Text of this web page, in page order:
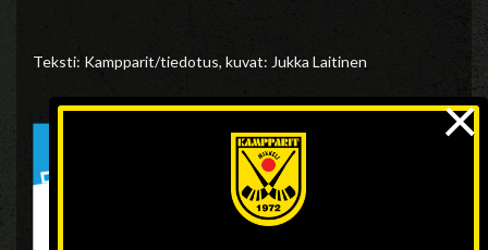
Teksti: Kampparit/tiedotus, kuvat: Jukka Laitinen
×